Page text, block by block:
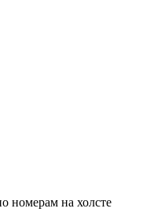
номерам на холсте